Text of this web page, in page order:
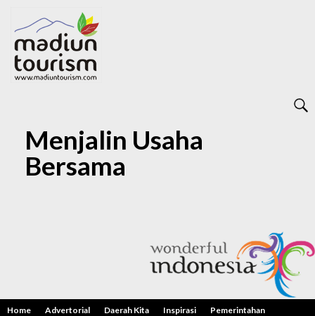
Menjalin Usaha
Bersama
Home Advertorial Daerah Kita Inspirasi Pemerintahan